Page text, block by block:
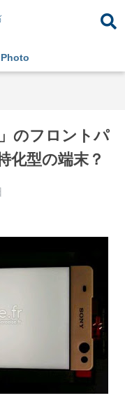
Photo
のフロントパ
型の端末？